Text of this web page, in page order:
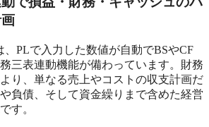
、PLで入力した数値が自動でBSやCF
三表連動機能が備わっています。財務
り、単なる売上やコストの収支計画だ
負債、そして資金繰りまで含めた経営
す。